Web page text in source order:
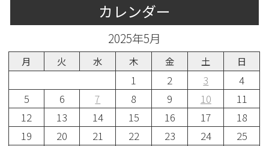
カレンダー
2025年5月
月 火 水 木 金 土 日
1 2 3
4
5
6 7 8 9 10
11
12
13 14 15 16 17
18
19
20 21 22 23 24
25